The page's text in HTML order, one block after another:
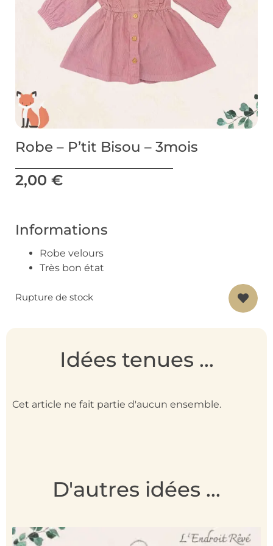
Robe – P’tit Bisou – 3mois
2,00 €
Informations
Robe velours
Très bon état
Rupture de stock
Idées tenues ...
Cet article ne fait partie d'aucun ensemble.
D'autres idées ...